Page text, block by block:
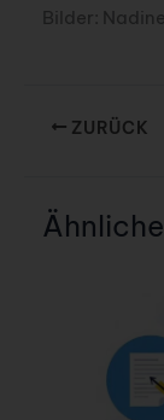
Bilder:
ZURÜCK